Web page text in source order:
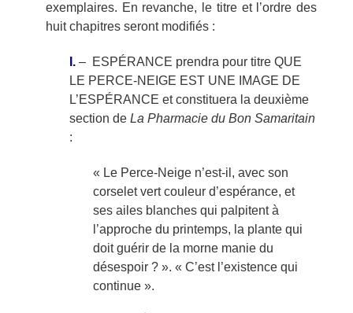
exemplaires. En revanche, le titre et l’ordre des
huit chapitres seront modifiés :
I. – ESPÉRANCE prendra pour titre QUE
LE PERCE-NEIGE EST UNE IMAGE DE
L’ESPÉRANCE et constituera la deuxième
section de La Pharmacie du Bon Samaritain
:
« Le Perce-Neige n’est-il, avec son
corselet vert couleur d’espérance, et
ses ailes blanches qui palpitent à
l’approche du printemps, la plante qui
doit guérir de la morne manie du
désespoir ? ». « C’est l’existence qui
continue ».